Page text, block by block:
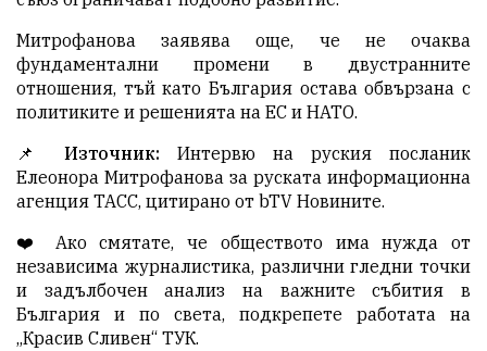
Митрофанова заявява още, че не очаква
фундаментални промени в двустранните
отношения, тъй като България остава обвързана с
политиките и решенията на ЕС и НАТО.
📌 Източник: Интервю на руския посланик
Елеонора Митрофанова за руската информационна
агенция ТАСС, цитирано от bTV Новините.
❤️ Ако смятате, че обществото има нужда от
независима журналистика, различни гледни точки
и задълбочен анализ на важните събития в
България и по света, подкрепете работата на
„Красив Сливен“ ТУК.